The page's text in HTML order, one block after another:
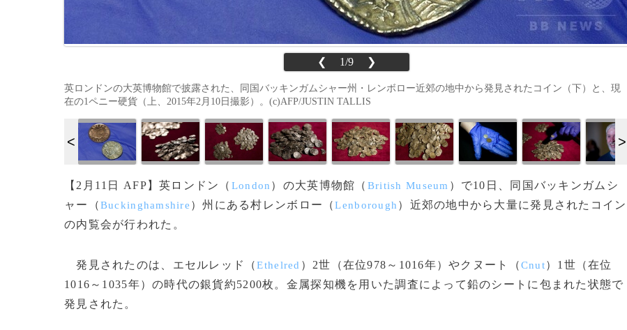
❮ 1/9 ❯
英ロンドンの大英博物館で披露された、同国バッキンガムシャー州・レンボロー近郊の地中から発見されたコイン（下）と、現
在の1ペニー硬貨（上、2015年2月10日撮影）。(c)AFP/JUSTIN TALLIS
【2月11日 AFP】英ロンドン（ London ）の大英博物館（ British Museum ）で10日、同国バッキンガムシ
ャー（Buckinghamshire ）州にある村レンボロー（Lenborough ）近郊の地中から大量に発見されたコイン
の内覧会が行われた。
発見されたのは、エセルレッド（Ethelred ）2世（在位978～1016年）やクヌート（Cnut）1世（在位
1016～1035年）の時代の銀貨約5200枚。金属探知機を用いた調査によって鉛のシートに包まれた状態で
発見された。